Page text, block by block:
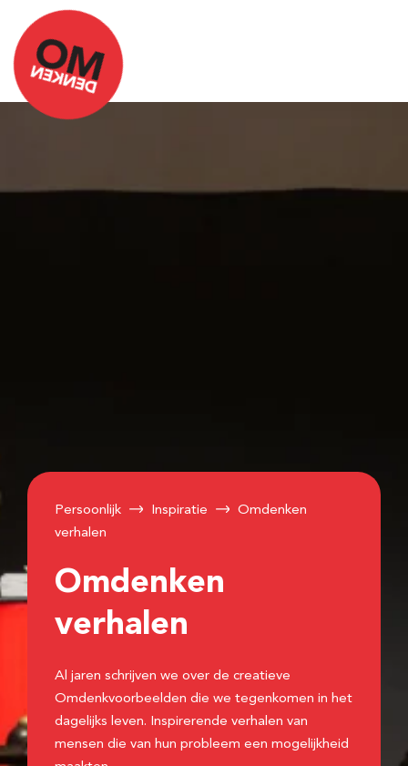
Persoonlijk Inspiratie
Omdenken
verhalen
Omdenken
verhalen
Al jaren schrijven we over de creatieve
Omdenkvoorbeelden die we tegenkomen in het
dagelijks leven. Inspirerende verhalen van
mensen die van hun probleem een mogelijkheid